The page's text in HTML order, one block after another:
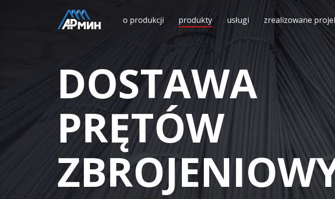
o produkcji produkty usługi zrealizowane
DOSTAWA
PRĘTÓW